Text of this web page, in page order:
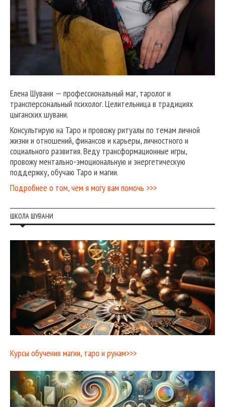
Елена Шувани — профессиональный маг, таролог и
трансперсональный психолог. Целительница в традициях
цыганских шувани.
Консультирую на Таро и провожу ритуалы по темам личной
жизни и отношений, финансов и карьеры, личностного и
социального развития. Веду трансформационные игры,
провожу ментально-эмоциональную и энергетическую
поддержку, обучаю Таро и магии.
Подробнее о том, чем я могу вам помочь >>>
ШКОЛА ШУВАНИ
Курсы обучения магии, таро и рунам>>>